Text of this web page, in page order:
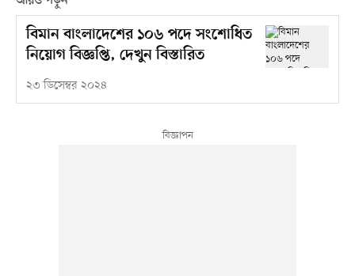
বিমান বাংলাদেশের ১০৬ পদে সংশোধিত
নিয়োগ বিজ্ঞপ্তি, দেখুন বিস্তারিত
২৩ ডিসেম্বর ২০২৪